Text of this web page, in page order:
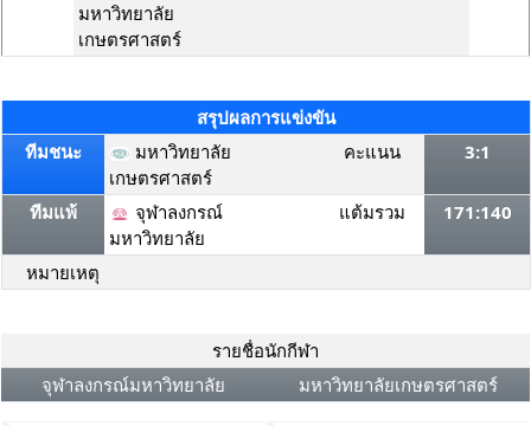
มหาวิทยาลัย
เกษตรศาสตร์
สรุปผลการแข่งขัน
ทีมชนะ
มหาวิทยาลัย
เกษตรศาสตร์
คะแนน 3:1
ทีมแพ้
จุฬาลงกรณ์
มหาวิทยาลัย
แต้มรวม 171:140
หมายเหตุ
รายชื่อนักกีฬา
จุฬาลงกรณ์มหาวิทยาลัย
มหาวิทยาลัยเกษตรศาสตร์